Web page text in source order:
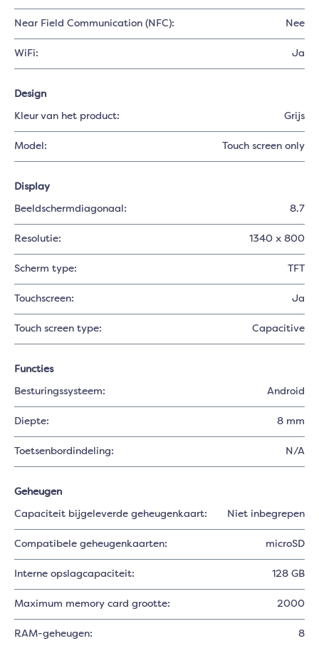
Near Field Communication (NFC): Nee
WiFi: Ja
Design
Kleur van het product: Grijs
Model: Touch screen only
Display
Beeldschermdiagonaal: 8.7
Resolutie: 1340 x 800
Scherm type: TFT
Touchscreen: Ja
Touch screen type: Capacitive
Functies
Besturingssysteem: Android
Diepte: 8 mm
Toetsenbordindeling: N/A
Geheugen
Capaciteit bijgeleverde geheugenkaart: Niet inbegrepen
Compatibele geheugenkaarten: microSD
Interne opslagcapaciteit: 128 GB
Maximum memory card grootte: 2000
RAM-geheugen: 8